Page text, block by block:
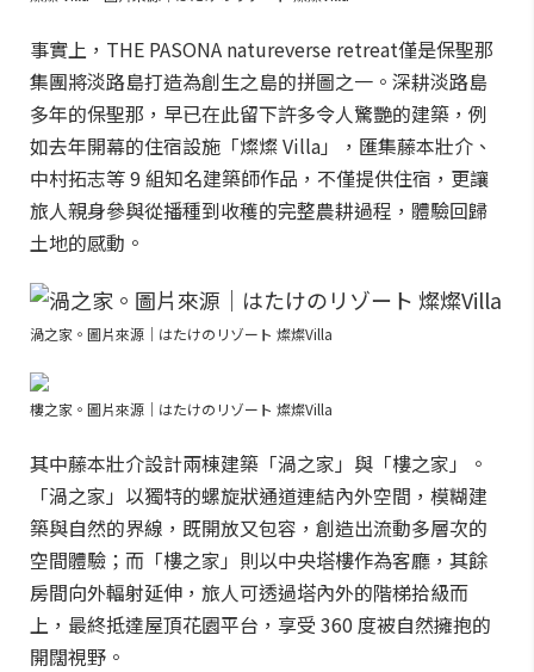
事實上，THE PASONA natureverse retreat僅是保聖那
集團將淡路島打造為創生之島的拼圖之一。深耕淡路島
多年的保聖那，早已在此留下許多令人驚艷的建築，例
如去年開幕的住宿設施「燦燦 Villa」，匯集藤本壯介、
中村拓志等 9 組知名建築師作品，不僅提供住宿，更讓
旅人親身參與從播種到收穫的完整農耕過程，體驗回歸
土地的感動。
渦之家。圖片來源｜はたけのリゾート 燦燦Villa
樓之家。圖片來源｜はたけのリゾート 燦燦Villa
其中藤本壯介設計兩棟建築「渦之家」與「樓之家」。
「渦之家」以獨特的螺旋狀通道連結內外空間，模糊建
築與自然的界線，既開放又包容，創造出流動多層次的
空間體驗；而「樓之家」則以中央塔樓作為客廳，其餘
房間向外輻射延伸，旅人可透過塔內外的階梯拾級而
上，最終抵達屋頂花園平台，享受 360 度被自然擁抱的
開闊視野。